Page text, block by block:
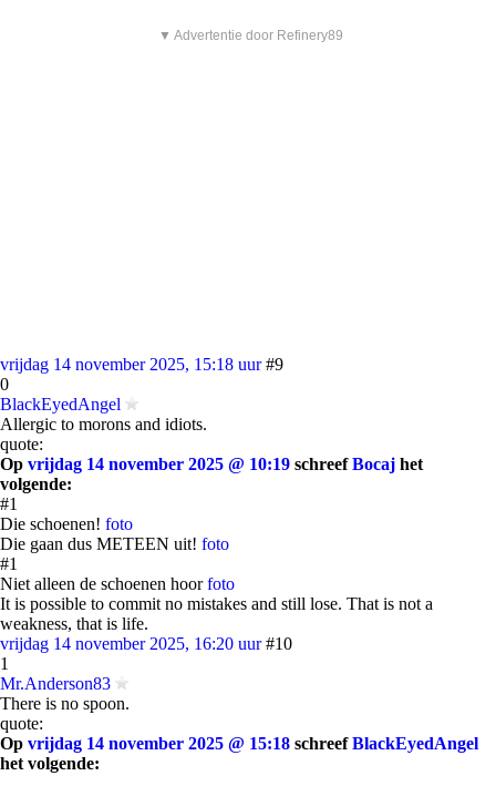
▼ Advertentie door Refinery89
vrijdag 14 november 2025, 15:18 uur #9
0
BlackEyedAngel
Allergic to morons and idiots.
quote:
Op vrijdag 14 november 2025 @ 10:19 schreefBocaj het
volgende:
#1
Die schoenen! foto
Die gaan dus METEEN uit! foto
#1
Niet alleen de schoenen hoorfoto
It is possible to commit no mistakes and still lose. That is not a
weakness, that is life.
vrijdag 14 november 2025, 16:20 uur #10
1
Mr.Anderson83
There is no spoon.
quote:
Op vrijdag 14 november 2025 @ 15:18 schreefBlackEyedAngel
het volgende: